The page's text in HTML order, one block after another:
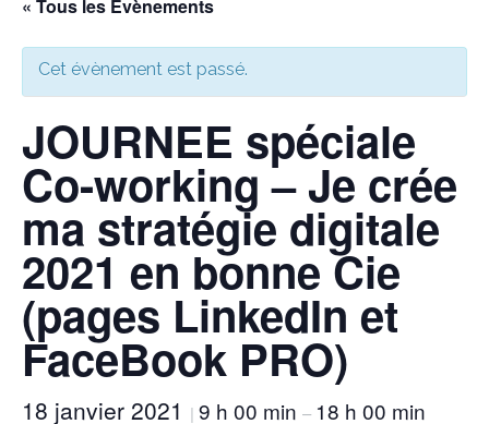
« Tous les Évènements
Cet évènement est passé.
JOURNEE spéciale
Co-working – Je crée
ma stratégie digitale
2021 en bonne Cie
(pages LinkedIn et
FaceBook PRO)
18 janvier 2021 | 9 h 00 min – 18 h 00 min